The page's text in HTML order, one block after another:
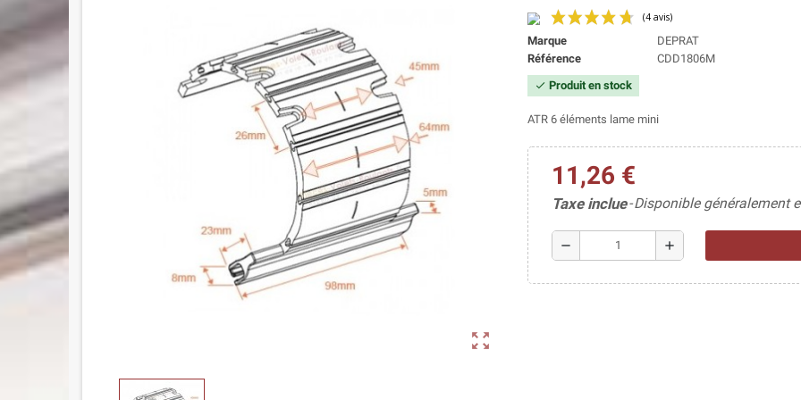
zoom_out_map
Marque
DEPRAT
Référence
CDD1806M
check Produit en stock
ATR 6 éléments lame mini
11,26 €
Taxe inclue Disponible généralement
remove add